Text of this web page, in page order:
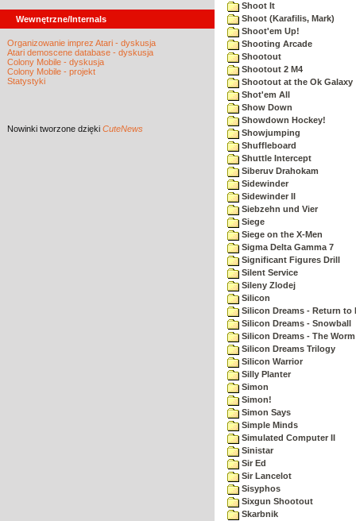
Wewnętrzne/Internals
Organizowanie imprez Atari - dyskusja
Atari demoscene database - dyskusja
Colony Mobile - dyskusja
Colony Mobile - projekt
Statystyki
Nowinki tworzone dzięki CuteNews
Shoot It
Shoot (Karafilis, Mark)
Shoot'em Up!
Shooting Arcade
Shootout
Shootout 2 M4
Shootout at the Ok Galaxy
Shot'em All
Show Down
Showdown Hockey!
Showjumping
Shuffleboard
Shuttle Intercept
Siberuv Drahokam
Sidewinder
Sidewinder II
Siebzehn und Vier
Siege
Siege on the X-Men
Sigma Delta Gamma 7
Significant Figures Drill
Silent Service
Sileny Zlodej
Silicon
Silicon Dreams - Return to
Silicon Dreams - Snowball
Silicon Dreams - The
Silicon Dreams Trilogy
Silicon Warrior
Silly Planter
Simon
Simon!
Simon Says
Simple Minds
Simulated Computer II
Sinistar
Sir Ed
Sir Lancelot
Sisyphos
Sixgun Shootout
Skarbnik